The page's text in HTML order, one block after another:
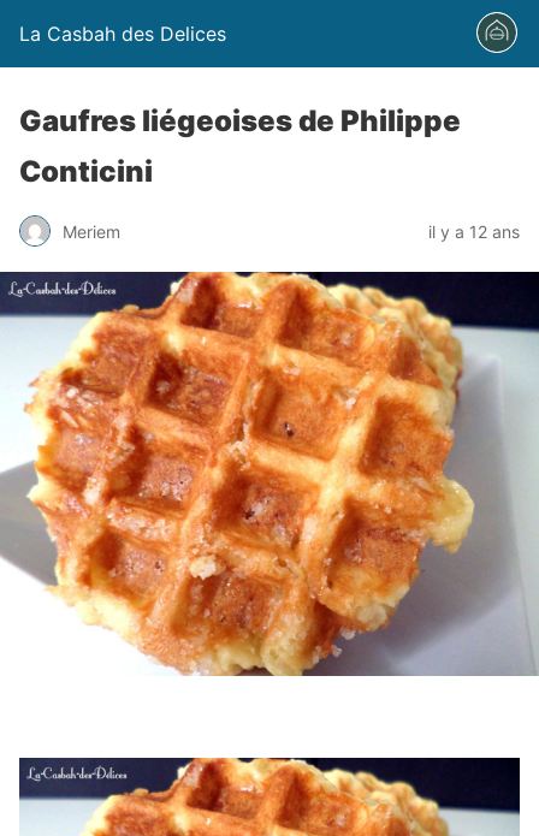
La Casbah des Delices
Gaufres liégeoises de Philippe
Conticini
Meriem il y a 12 ans